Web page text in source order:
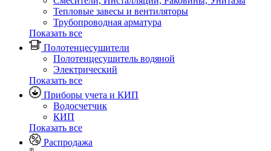
Тепловые завесы и вентиляторы
Трубопроводная арматура
Показать все
Полотенцесушители
Полотенцесушитель водяной
Электрический
Показать все
Приборы учета и КИП
Водосчетчик
КИП
Показать все
Распродажа